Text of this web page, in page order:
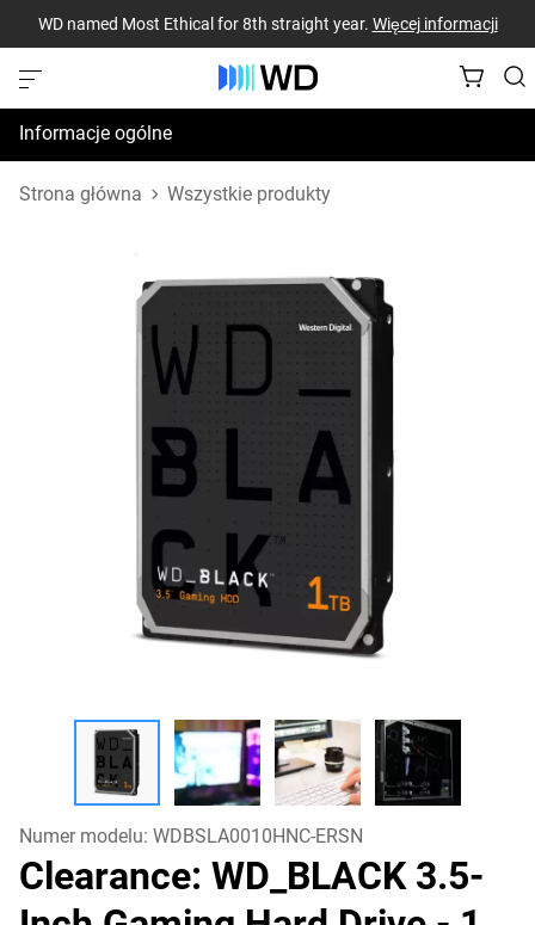
WD named Most Ethical for 8th straight year. Więcej informacji
Informacje ogólne
Dane techniczne
Strona główna Wszystkie produkty
Numer modelu: WDBSLA0010HNC-ERSN
Clearance: WD_BLACK 3.5-